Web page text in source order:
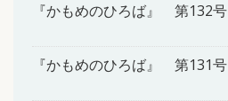
『かもめのひろば』 第132号
『かもめのひろば』 第131号